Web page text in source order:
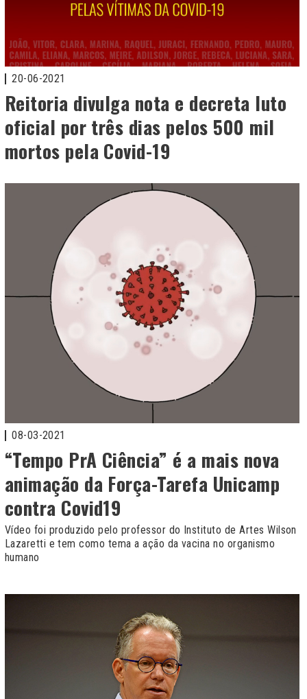
20-06-2021
Reitoria divulga nota e decreta luto
oficial por três dias pelos 500 mil
mortos pela Covid-19
08-03-2021
“Tempo PrA Ciência” é a mais nova
animação da Força-Tarefa Unicamp
contra Covid19
Vídeo foi produzido pelo professor do Instituto de Artes Wilson
Lazaretti e tem como tema a ação da vacina no organismo
humano